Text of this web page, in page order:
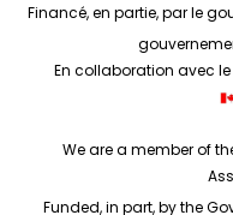
Financé, en partie, par le
En collaboration avec
We are a member of
Funded, in part, by the